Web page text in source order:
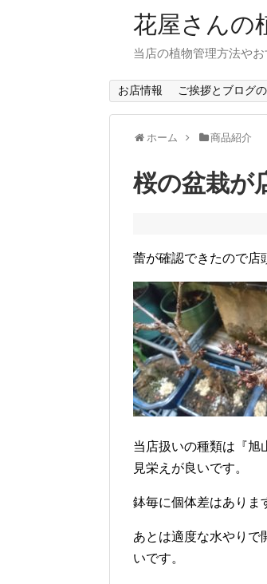
花屋さんの
当店の植物管理方法や
お店情報 ご挨拶とブログ
ホーム 商品紹介
桜の盆栽が
蕾が確認できたので店
当店扱いの種類は『旭
見栄えが良いです。
鉢毎に個体差はありま
あとは適度な水やりで
いです。